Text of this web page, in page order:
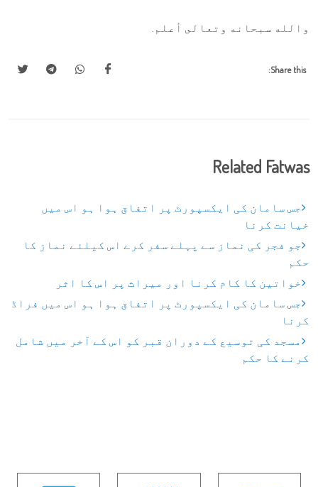
والله سبحانه وتعالى أعلم.
Share this:
Related Fatwas
جس سامان کی ایکسپورٹ پر اتفاق ہوا ہو اس میں
خیانت کرنا
جو فجر کی نماز سے پہلے سفر کرے اس کیلئے نماز کا
حکم
خواتین کا کام کرنا اور میراث پر اس کا اثر
جس سامان کی ایکسپورٹ پر اتفاق ہوا ہو اس میں فراڈ
کرنا
مسجد کی توسیع کے دوران قبر کو اس کے آخر میں شامل
کرنے کا حکم